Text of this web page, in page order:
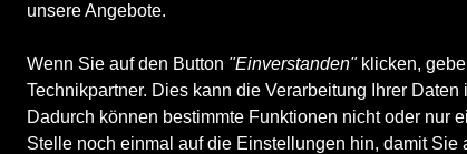
unsere Angebote.
Wenn Sie auf den Button "Einverstanden"klicken,
Technikpartner. Dies kann die Verarbeitung Ihrer
Dadurch können bestimmte Funktionen nicht oder nur
Stelle noch einmal auf die Einstellungen hin, damit
Ara